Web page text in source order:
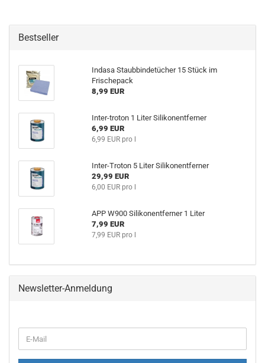
Bestseller
Indasa Staubbindetücher 15 Stück im
Frischepack
8,99 EUR
Inter-troton 1 Liter Silikonentferner
6,99 EUR
6,99 EUR pro l
Inter-Troton 5 Liter Silikonentferner
29,99 EUR
6,00 EUR pro l
APP W900 Silikonentferner 1 Liter
7,99 EUR
7,99 EUR pro l
Newsletter-Anmeldung